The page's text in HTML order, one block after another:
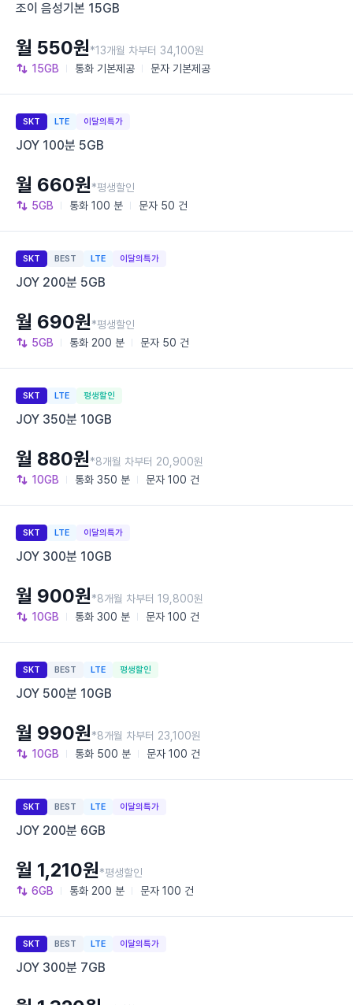
조이 음성기본 15GB
15GB 통화 기본제공 문자 기본제공
월 550원*13개월 차부터 34,100원
SKT LTE 이달의특가
JOY 100분 5GB
5GB 통화 100 분 문자 50 건
월 660원*평생할인
SKT BEST LTE 이달의특가
JOY 200분 5GB
5GB 통화 200 분 문자 50 건
월 690원*평생할인
SKT LTE 평생할인
JOY 350분 10GB
10GB 통화 350 분 문자 100 건
월 880원*8개월 차부터 20,900원
SKT LTE 이달의특가
JOY 300분 10GB
10GB 통화 300 분 문자 100 건
월 900원*8개월 차부터 19,800원
SKT BEST LTE 평생할인
JOY 500분 10GB
10GB 통화 500 분 문자 100 건
월 990원*8개월 차부터 23,100원
SKT BEST LTE 이달의특가
JOY 200분 6GB
6GB 통화 200 분 문자 100 건
월 1,210원*평생할인
SKT BEST LTE 이달의특가
JOY 300분 7GB